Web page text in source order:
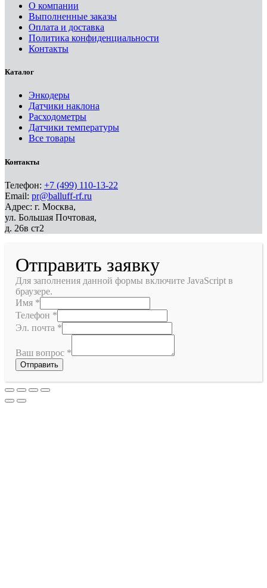
О компании
Выполненные заказы
Оплата и доставка
Политика конфиденциальности
Контакты
Каталог
Энкодеры
Датчики наклона
Расходометры
Датчики температуры
Все товары
Контакты
Телефон: +7 (499) 110-13-22
Email: pr@balluff-rf.ru
Адрес: г. Москва,
ул. Большая Почтовая,
д. 26в ст2
Отправить заявку
Для заполнения данной формы включите JavaScript в
браузере.
Имя *
Телефон *
Эл. почта *
Ваш вопрос *
Отправить